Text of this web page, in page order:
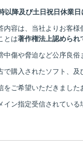
以降及び土日祝日休業
内容は、当社よりお客様
とは著作権法上認められ
中傷や脅迫など公序良俗
で購入されたソフト、及
をご希望いただきました
イン指定受信されてい